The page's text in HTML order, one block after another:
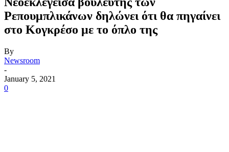
Ρεπουμπλικάνων δηλώνει ότι θα πηγαίνει
στο Κογκρέσο με το όπλο της
By
Newsroom
-
January 5, 2021
0